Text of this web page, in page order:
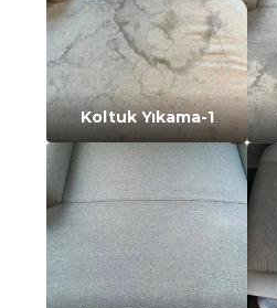
Koltuk Yıkama-1